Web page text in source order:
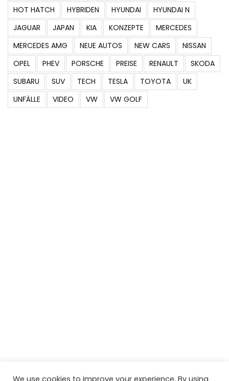
HOT HATCH
HYBRIDEN HYUNDAI
HYUNDAI N
JAGUAR
JAPAN KIA KONZEPTE
MERCEDES
MERCEDES AMG
NEUE AUTOS NEW CARS
NISSAN
OPEL
PHEV PORSCHE PREISE RENAULT
SKODA
SUBARU
SUV TECH TESLA TOYOTA
UK
UNFÄLLE
VIDEO VW VW GOLF
We use cookies to improve your experience. By using